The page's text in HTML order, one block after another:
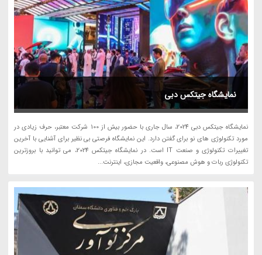
نمایشگاه جیتکس دبی
نمایشگاه جیتکس دبی 2024، سال جاری با حضور بیش از 100 شرکت معتبر، حرف زیادی در
مورد تکنولوژی های نو برای گفتن دارد. این نمایشگاه فرصتی بی نظیر برای آشنایی با آخرین
تغییرات تکنولوژی و صنعت IT است. در نمایشگاه جیتکس 2024، می توانید با بروزترین
تکنولوژی ربات و هوش مصنوعی، واقعیت مجازی، اینترنت...